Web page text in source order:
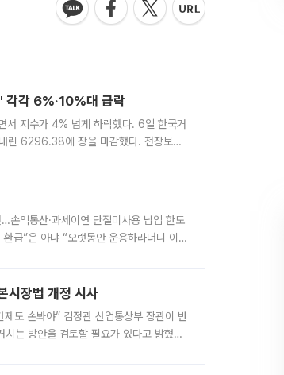
각 6%·10%대 급락
서 지수가 4% 넘게 하락했다. 6일 한국거
린 6296.38에 장을 마감했다. 전장보다
익통산·과세이연 단절미사용 납입 한도
급”은 아냐 “오랫동안 운용하라더니 이제
시장법 개정 시사
도 손봐야” 김정관 산업통상부 장관이 반
는 방안을 검토할 필요가 있다고 밝혔다.